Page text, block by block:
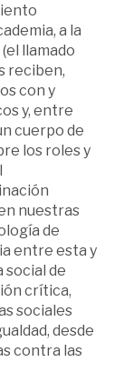
a la
llamado
reciben,
con y
y, entre
cuerpo de
los roles y
nuestras
de
entre esta y
social de
crítica,
sociales
desde
contra las